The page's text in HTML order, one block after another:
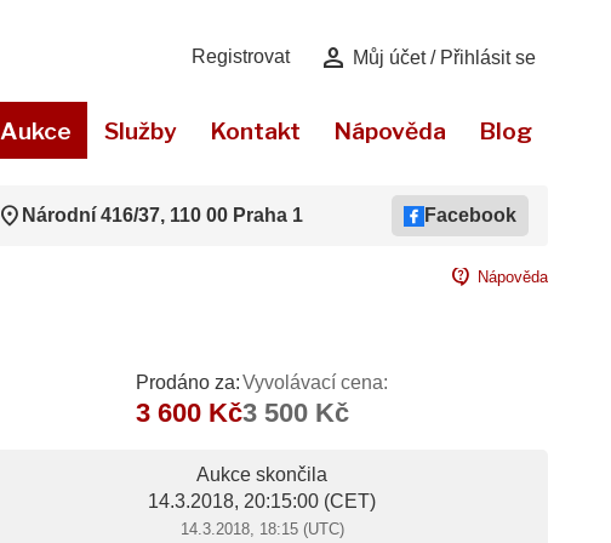
Registrovat person Můj účet / Přihlásit se
Aukce Služby Kontakt Nápověda Blog
location_on Národní 416/37, 110 00 Praha 1 Facebook
contact_support Nápověda
Prodáno za:
3 600 Kč
Vyvolávací cena:
3 500 Kč
Aukce skončila
14.3.2018, 20:15:00 (CET)
14.3.2018, 18:15 (UTC)